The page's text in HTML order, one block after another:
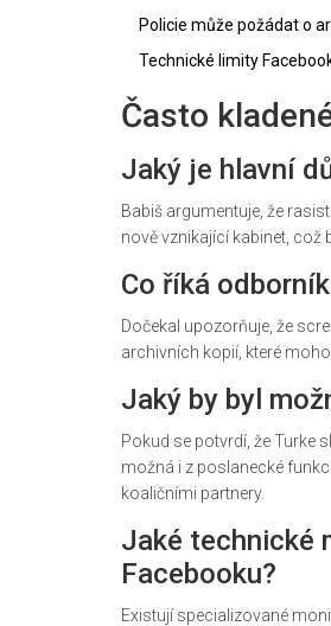
Policie může požádat o
Technické limity
Často
Jaký je hlavní
Babiš argumentuje, že
nově vznikající kabinet,
Co říká
Dočekal upozorňuje, že
archivních kopií, které
Jaký by byl
Pokud se potvrdí, že Turke
možná i z poslanecké
koaličními partnery.
Jaké technické
Facebooku?
Existují specializované